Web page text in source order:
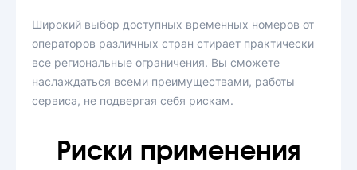
Широкий выбор доступных временных номеров от
операторов различных стран стирает практически
все региональные ограничения. Вы сможете
наслаждаться всеми преимуществами, работы
сервиса, не подвергая себя рискам.
Риски применения